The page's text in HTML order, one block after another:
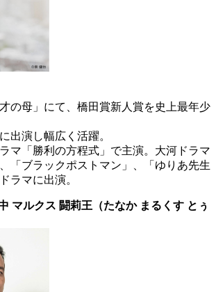
の母」にて、橋田賞新人賞を史上最年少
出演し幅広く活躍。
マ「勝利の方程式」で主演。大河ドラマ
「ブラックポストマン」、「ゆりあ先生
ラマに出演。
マルクス 闘莉王（たなか まるくす とぅ